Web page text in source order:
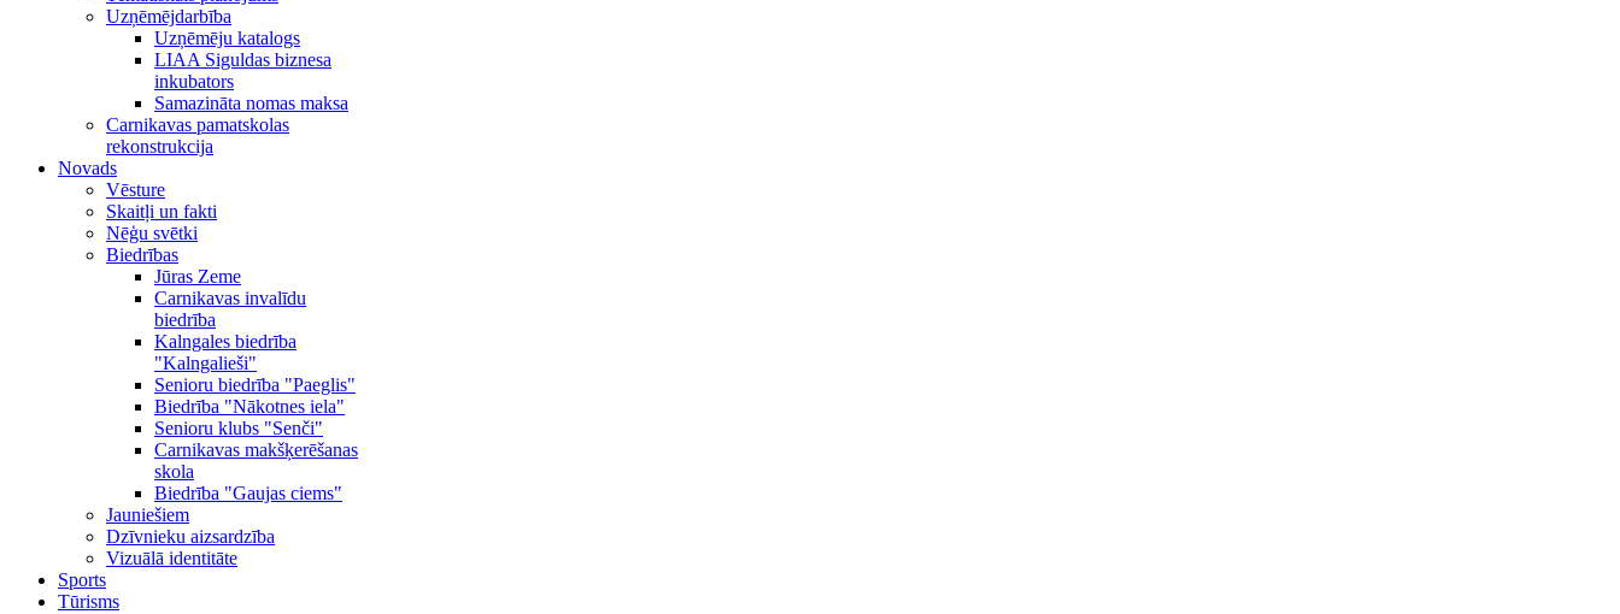
Uzņēmējdarbība
Uzņēmēju katalogs
LIAA Siguldas biznesa
inkubators
Samazināta nomas maksa
Carnikavas pamatskolas
rekonstrukcija
Novads
Vēsture
Skaitļi un fakti
Nēģu svētki
Biedrības
Jūras Zeme
Carnikavas invalīdu
biedrība
Kalngales biedrība
"Kalngalieši"
Senioru biedrība "Paeglis"
Biedrība "Nākotnes iela"
Senioru klubs "Senči"
Carnikavas makšķerēšanas
skola
Biedrība "Gaujas ciems"
Jauniešiem
Dzīvnieku aizsardzība
Vizuālā identitāte
Sports
Tūrisms